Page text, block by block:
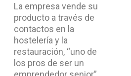
La empresa vende su
producto a través de
contactos en la
hostelería y la
restauración, “uno de
los pros de ser un